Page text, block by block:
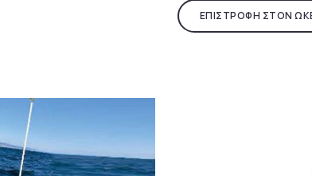
ΕΠΙΣΤΡΟΦΗ ΣΤΟΝ